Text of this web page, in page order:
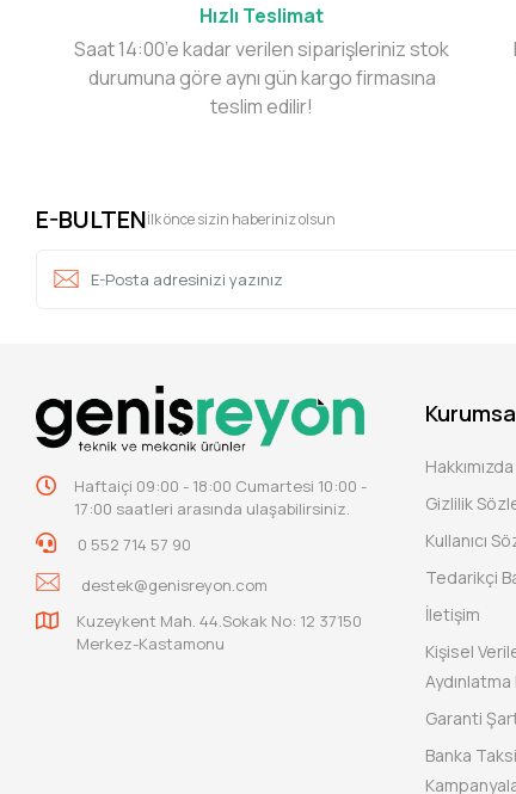
Hızlı Teslimat
Saat 14:00’e kadar verilen siparişleriniz stok
durumuna göre aynı gün kargo firmasına
teslim edilir!
E-BULTENİlk önce sizin haberiniz olsun
Haftaiçi 09:00 - 18:00 Cumartesi 10:00 -
17:00 saatleri arasında ulaşabilirsiniz.
0 552 714 57 90
destek@genisreyon.com
Kuzeykent Mah. 44.Sokak No: 12 37150
Merkez-Kastamonu
Hakkımızda
Gizlilik
Kullanıcı
Tedarikçi
İletişim
Kişisel
Garanti
Banka